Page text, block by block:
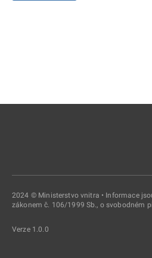
2024 © Ministerstvo vnitra • Informace
zákonem č. 106/1999 Sb., o svobodném
Verze 1.0.0